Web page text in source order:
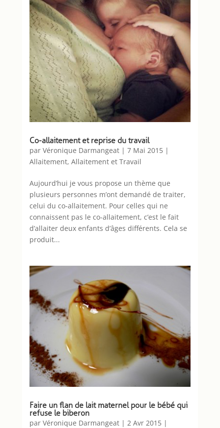
Co-allaitement et reprise du travail
par Véronique Darmangeat| 7 Mai 2015|
Allaitement, Allaitement et Travail
Aujourd’hui je vous propose un thème que
plusieurs personnes m’ont demandé de traiter,
celui du co-allaitement. Pour celles qui ne
connaissent pas le co-allaitement, c’est le fait
d’allaiter deux enfants d’âges différents. Cela se
produit...
Faire un flan de lait maternel pour le bébé qui
refuse le biberon
par Véronique Darmangeat| 2 Avr 2015|